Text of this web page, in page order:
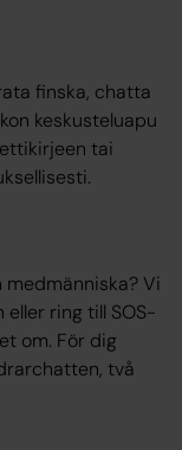
finska, chatta
keskusteluapu
tai
Vi
eller ring till SOS-
om. För dig
två